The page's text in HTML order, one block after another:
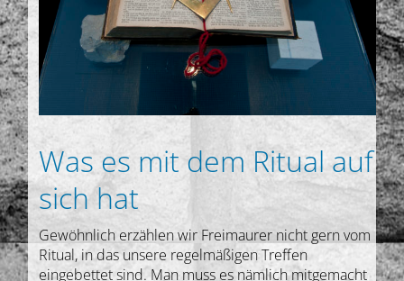
Was es mit dem Ritual auf
sich hat
Gewöhnlich erzählen wir Freimaurer nicht gern vom
Ritual, in das unsere regelmäßigen Treffen
eingebettet sind. Man muss es nämlich mitgemacht